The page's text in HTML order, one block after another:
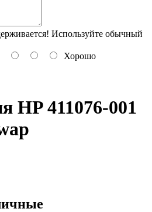
Используйте обычный
Хорошо
HP 411076-001